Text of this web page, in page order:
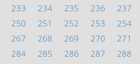
233 234 235 236 237
250 251 252 253 254
267 268 269 270 271
284 285 286 287 288